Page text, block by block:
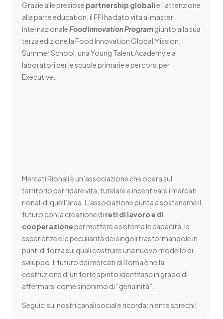
Grazie alle preziose partnership globalie l’attenzione
alla parte education, il FFI ha dato vita al master
internazionaleFood Innovation Programgiunto alla sua
terza edizione la Food Innovation Global Mission,
Summer School, una Young Talent Academy e a
laboratori per le scuole primarie e percorsi per
Executive.
Mercati Rionali è un’associazione che opera sul
territorio per ridare vita, tutelare e incentivare i mercati
rionali di quell’area. L’associazione punta a sostenerne il
futuro con la creazione di reti di lavoro e di
cooperazione per mettere a sistema le capacità, le
esperienze e le peculiarità dei singoli trasformandole in
punti di forza sui quali costruire una nuovo modello di
sviluppo. Il futuro dei mercati di Roma è nella
costruzione di un forte spiritoidentitarioin grado di
affermarsi come sinonimo di “genuinità”.
Seguici sui nostri canali social e ricorda: niente sprechi!